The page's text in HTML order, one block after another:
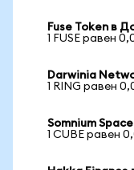
Fuse Token в
1 FUSE равен
Darwinia
1 RING равен
Somnium
1 CUBE равен